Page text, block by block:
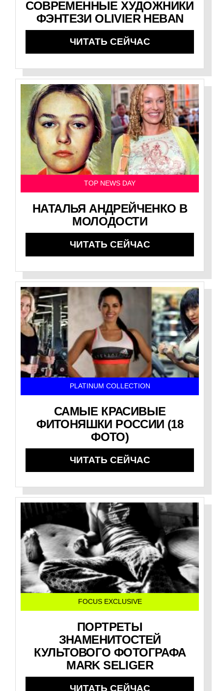
СОВРЕМЕННЫЕ ХУДОЖНИКИ
ФЭНТЕЗИ OLIVIER HEBAN
ЧИТАТЬ СЕЙЧАС
TOP NEWS DAY
НАТАЛЬЯ АНДРЕЙЧЕНКО В
МОЛОДОСТИ
ЧИТАТЬ СЕЙЧАС
PLATINUM COLLECTION
САМЫЕ КРАСИВЫЕ
ФИТОНЯШКИ РОССИИ (18
ФОТО)
ЧИТАТЬ СЕЙЧАС
FOCUS EXCLUSIVE
ПОРТРЕТЫ
ЗНАМЕНИТОСТЕЙ
КУЛЬТОВОГО ФОТОГРАФА
MARK SELIGER
ЧИТАТЬ СЕЙЧАС